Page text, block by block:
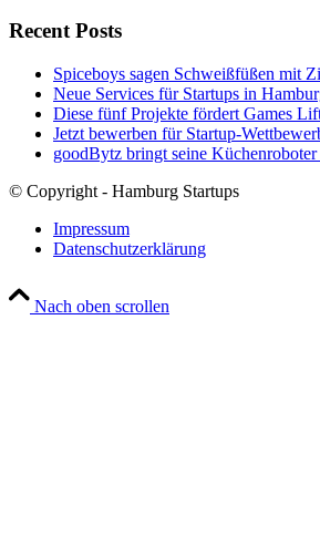
Recent Posts
Spiceboys sagen Schweißfüßen mit
Neue Services für Startups in
Diese fünf Projekte fördert Games
Jetzt bewerben für Startup-
goodBytz bringt seine
© Copyright - Hamburg Startups
Impressum
Datenschutzerklärung
Nach oben scrollen